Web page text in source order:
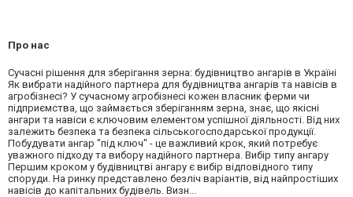
Про нас
Сучасні рішення для зберігання зерна: будівництво ангарів в Україні
Як вибрати надійного партнера для будівництва ангарів та навісів в
агробізнесі? У сучасному агробізнесі кожен власник ферми чи
підприємства, що займається зберіганням зерна, знає, що якісні
ангари та навіси є ключовим елементом успішної діяльності. Від них
залежить безпека та безпека сільськогосподарської продукції.
Побудувати ангар "під ключ" - це важливий крок, який потребує
уважного підходу та вибору надійного партнера. Вибір типу ангару
Першим кроком у будівництві ангару є вибір відповідного типу
споруди. На ринку представлено безліч варіантів, від найпростіших
навісів до капітальних будівель. Визн...